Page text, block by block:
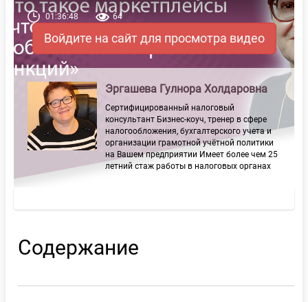
01:36:48 64
Войдите на сайт для просмотра видео
Эргашева Гулнора Холдаровна
Сертифицированный налоговый
консультант Бизнес-коуч, тренер в сфере
налогообложения, бухгалтерского учета и
организации грамотной учётной политики
на Вашем предприятии Имеет более чем 25
летний стаж работы в налоговых органах
Содержание